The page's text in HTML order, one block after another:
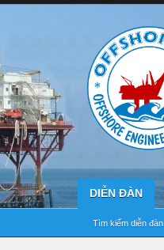
DIỄN ĐÀN
Tìm kiếm diễn đàn